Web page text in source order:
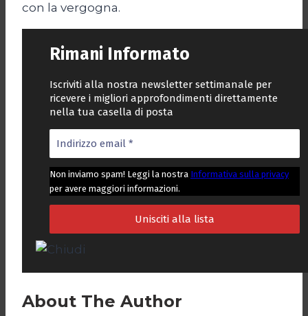
con la vergogna.
Rimani Informato
Iscriviti alla nostra newsletter settimanale per
ricevere i migliori approfondimenti direttamente
nella tua casella di posta
Non inviamo spam! Leggi la nostra Informativa sulla privacy
per avere maggiori informazioni.
About The Author